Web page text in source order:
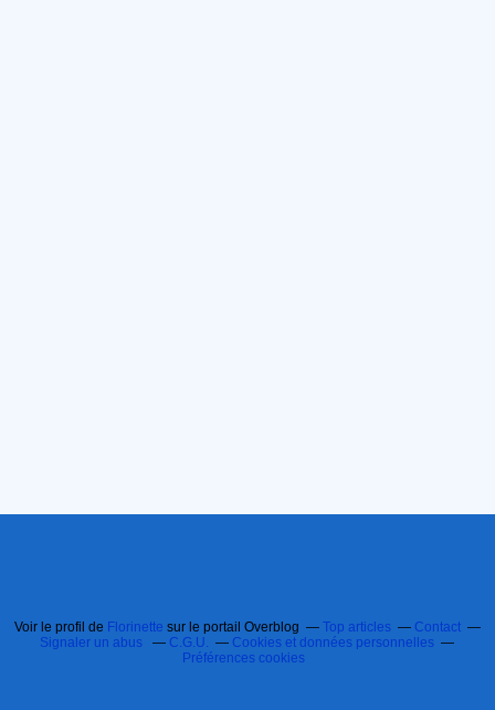
Voir le profil de Florinette sur le portail Overblog Top articles
Contact
Signaler un abus
C.G.U.
Cookies et données personnelles
Préférences cookies